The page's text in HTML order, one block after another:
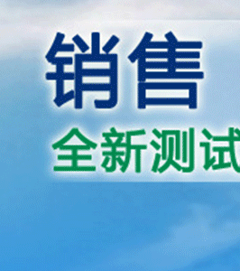
频谱分析仪
综合测试仪
网络分析仪
电桥测试仪
函数信号发生器